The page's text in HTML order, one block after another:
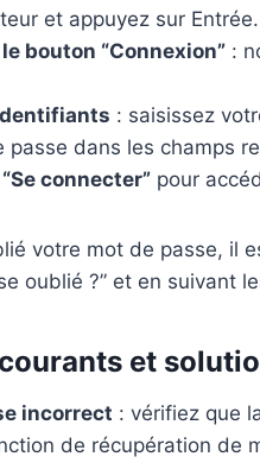
et appuyez sur Entrée.
bouton “Connexion” :
: saisissez
passe dans les champs
connecter” pour
votre mot de passe, il
oublié ?” et en suivant
et
incorrect : vérifiez que
de récupération de